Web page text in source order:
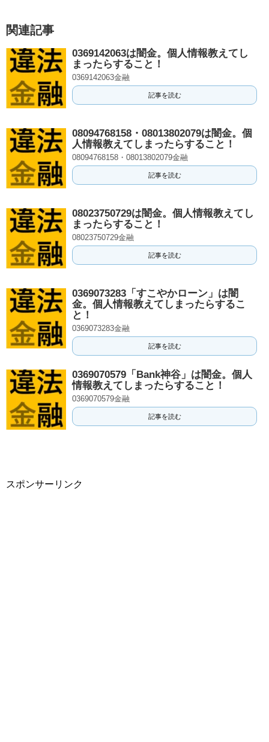
関連記事
0369142063は闇金。個人情報教えてし
まったらすること！
0369142063金融
記事を読む
08094768158・08013802079は闇金。個
人情報教えてしまったらすること！
08094768158・08013802079金融
記事を読む
08023750729は闇金。個人情報教えてし
まったらすること！
08023750729金融
記事を読む
0369073283「すこやかローン」は闇
金。個人情報教えてしまったらするこ
と！
0369073283金融
記事を読む
0369070579「Bank神谷」は闇金。個人
情報教えてしまったらすること！
0369070579金融
記事を読む
スポンサーリンク